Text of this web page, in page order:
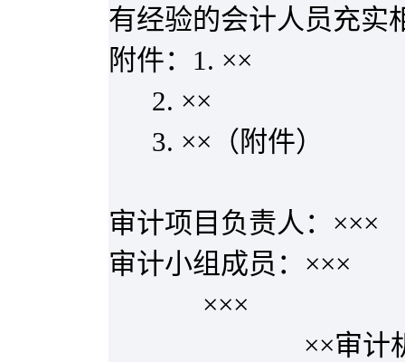
有经验的会计人员充实
附件： 1. ××
2. ××
3. ××（附件）
审计项目负责人：×××
审计小组成员：×××
×××
××审计